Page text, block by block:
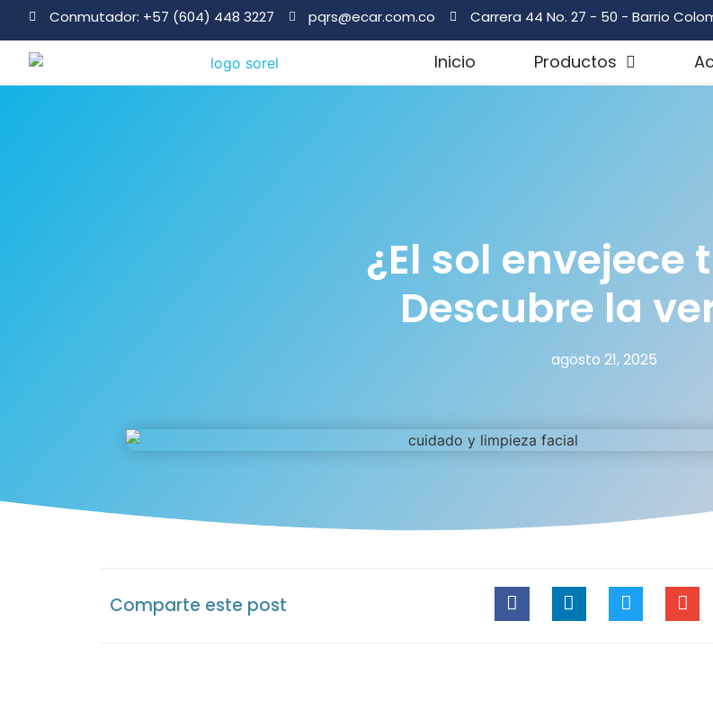
Conmutador: +57 (604) 448 3227 pqrs@ecar.com.co Carrera 44 No. 27 - 50 - Barrio
Inicio Productos
¿El sol envejece
Descubre la
agosto 21, 2025
Comparte este post